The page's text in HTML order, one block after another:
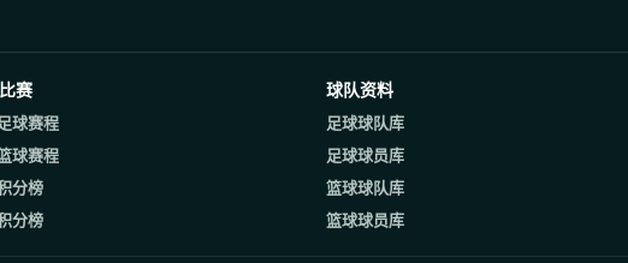
赛
球赛程
球赛程
分榜
分榜
球队资料
足球球队库
足球球员库
篮球球队库
篮球球员库